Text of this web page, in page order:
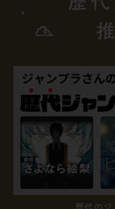
歴代のジ